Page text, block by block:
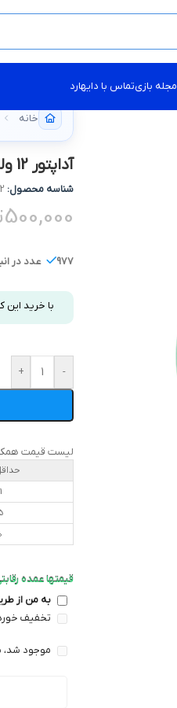
مجله بازیتماس با دایهارد
خانه
آداپتور 12 ولت و 2.2 آمپر – سری QFD010
شناسه محصول:
500,000
977 عدد در انبار
با خرید این
-
+
لیست قیمت
1 - 4
9
قیمتها عمده
به من از
تخفیف
موجود شد،